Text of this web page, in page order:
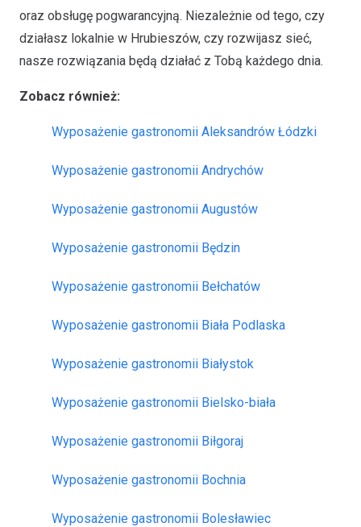
oraz obsługę pogwarancyjną. Niezależnie od tego, czy
działasz lokalnie w Hrubieszów, czy rozwijasz sieć,
nasze rozwiązania będą działać z Tobą każdego dnia.
Zobacz również:
Wyposażenie gastronomii Aleksandrów Łódzki
Wyposażenie gastronomii Andrychów
Wyposażenie gastronomii Augustów
Wyposażenie gastronomii Będzin
Wyposażenie gastronomii Bełchatów
Wyposażenie gastronomii Biała Podlaska
Wyposażenie gastronomii Białystok
Wyposażenie gastronomii Bielsko-biała
Wyposażenie gastronomii Biłgoraj
Wyposażenie gastronomii Bochnia
Wyposażenie gastronomii Bolesławiec